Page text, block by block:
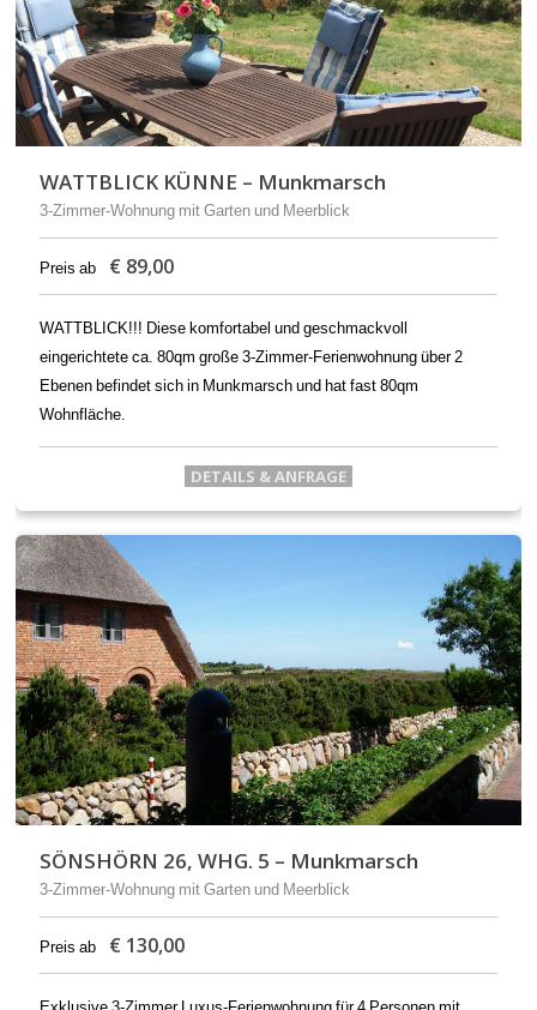
WATTBLICK KÜNNE – Munkmarsch
3-Zimmer-Wohnung mit Garten und Meerblick
Preis ab € 89,00
WATTBLICK!!! Diese komfortabel und geschmackvoll
eingerichtete ca. 80qm große 3-Zimmer-Ferienwohnung über 2
Ebenen befindet sich in Munkmarsch und hat fast 80qm
Wohnfläche.
DETAILS & ANFRAGE
SÖNSHÖRN 26, WHG. 5 – Munkmarsch
3-Zimmer-Wohnung mit Garten und Meerblick
Preis ab € 130,00